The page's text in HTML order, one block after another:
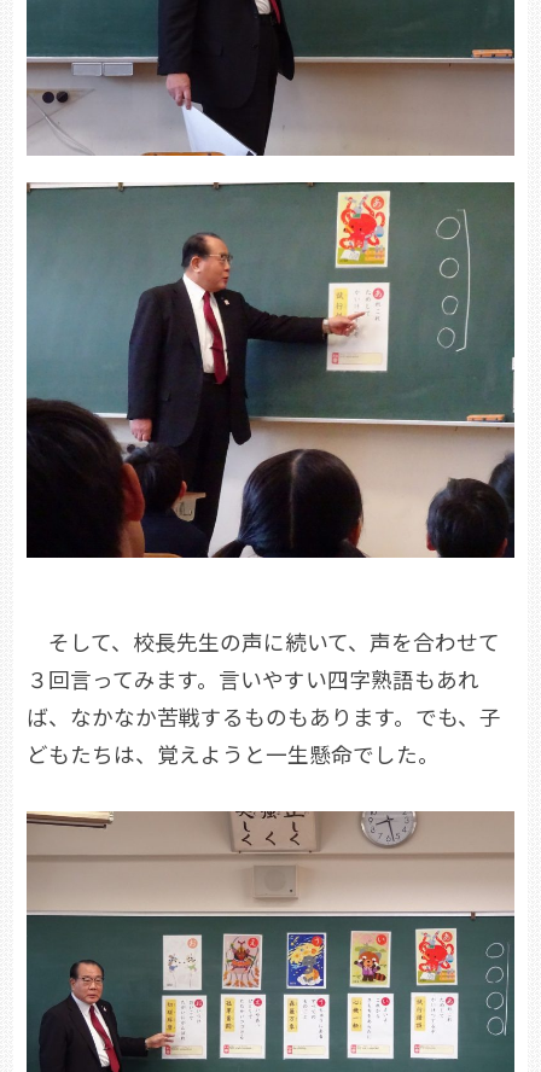
そして、校長先生の声に続いて、声を合わせて
３回言ってみます。言いやすい四字熟語もあれ
ば、なかなか苦戦するものもあります。でも、子
どもたちは、覚えようと一生懸命でした。